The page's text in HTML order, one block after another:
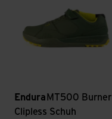
Endura MT500 Burner
Clipless Schuh